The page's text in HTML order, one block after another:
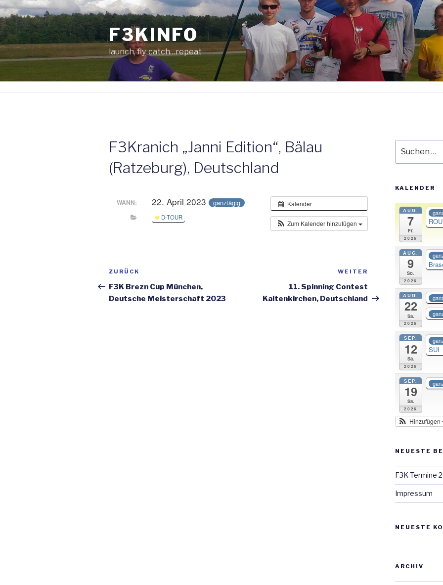
Zum
Inhalt
springen
F3KINFO
launch, fly, catch…repeat
F3Kranich „Janni Edition“, Bälau
(Ratzeburg), Deutschland
Kalender
Zum Kalender hinzufügen
WANN: 22. April 2023 ganztägig
D-TOUR
Beitragsnavigation
Vorheriger
Beitrag
ZURÜCK
F3K Brezn Cup München,
Deutsche Meisterschaft 2023
Beitrag
WEITER
11. Spinning Contest
Kaltenkirchen, Deutschland
nach:
KALENDER
AUG.
7
Fr.
2026
ROU
AUG.
9
So.
2026
AUG.
22
Sa.
2026
SEP.
12
Sa.
2026
SUI
SEP.
19
Sa.
2026
Hinzufügen
NEUESTE
F3K Termine
Impressum
NEUESTE
ARCHIV